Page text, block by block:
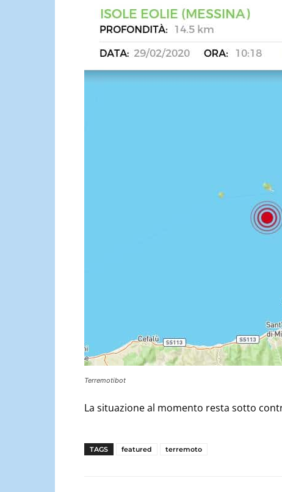
Terremotibot
La situazione al momento resta sotto
TAGS featured terremoto